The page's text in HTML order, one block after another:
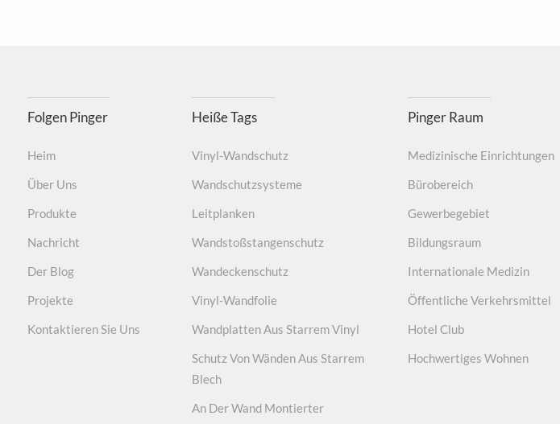
Folgen Pinger
Heim
Über Uns
Produkte
Nachricht
Der Blog
Projekte
Kontaktieren Sie Uns
Heiße Tags
Vinyl-Wandschutz
Wandschutzsysteme
Leitplanken
Wandstoßstangenschutz
Wandeckenschutz
Vinyl-Wandfolie
Wandplatten Aus Starrem Vinyl
Schutz Von Wänden Aus Starrem
Blech
An Der Wand Montierter
Pinger Raum
Medizinische Einrichtungen
Bürobereich
Gewerbegebiet
Bildungsraum
Internationale Medizin
Öffentliche Verkehrsmittel
Hotel Club
Hochwertiges Wohnen